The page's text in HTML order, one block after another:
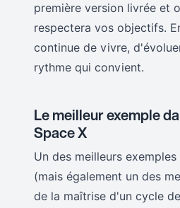
première version livrée et
respectera vos objectifs.
continue de vivre,
rythme qui convient.
Le meilleur exemple
Space X
Un des meilleurs
(mais également un des
de la maîtrise d'un cycle